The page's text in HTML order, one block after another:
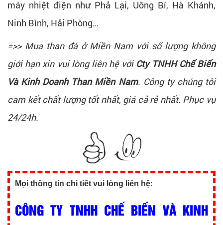
máy nhiệt điện như Phả Lại, Uông Bí, Hà Khánh,
Ninh Bình, Hải Phòng…
=>> Mua than đá ở Miền Nam với số lượng không
giới hạn xin vui lòng liên hệ với Cty TNHH Chế Biến
Và Kinh Doanh Than Miền Nam. Công ty chúng tôi
cam kết chất lượng tốt nhất, giá cả rẻ nhất. Phục vụ
24/24h.
Mọi thông tin chi tiết vui lòng liên hệ:
CÔNG TY TNHH CHẾ BIẾN VÀ KINH